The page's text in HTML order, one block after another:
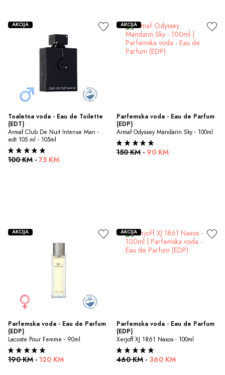
Toaletna voda - Eau de Toilette
(EDT)
Armaf Club De Nuit Intense Man -
edt 105 ml - 105ml
100 KM - 75 KM
AKCIJA
Parfemska voda - Eau de Parfum
(EDP)
Armaf Odyssey Mandarin Sky - 100ml
150 KM - 90 KM
AKCIJA
Parfemska voda - Eau de Parfum
(EDP)
Lacoste Pour Femme - 90ml
190 KM - 120 KM
AKCIJA
Parfemska voda - Eau de Parfum
(EDP)
Xerjoff XJ 1861 Naxos - 100ml
460 KM - 360 KM
AKCIJA